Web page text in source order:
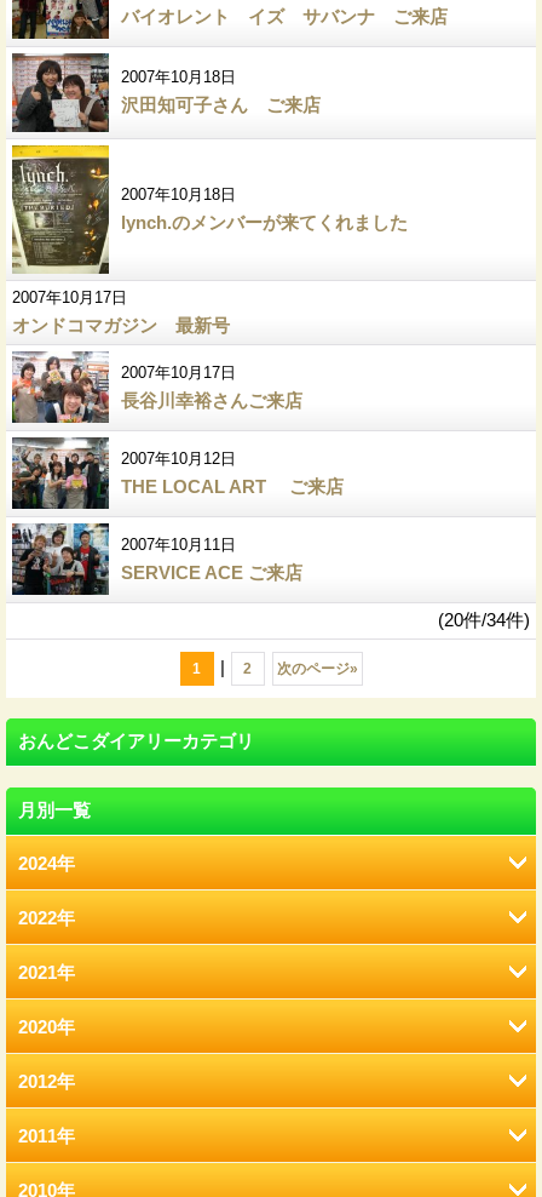
バイオレント イズ サバンナ ご来店
2007年10月18日
沢田知可子さん ご来店
2007年10月18日
lynch.のメンバーが来てくれました
2007年10月17日
オンドコマガジン 最新号
2007年10月17日
長谷川幸裕さんご来店
2007年10月12日
THE LOCAL ART ご来店
2007年10月11日
SERVICE ACE ご来店
(20件/34件)
1 | 2 次のページ»
おんどこダイアリーカテゴリ
月別一覧
2024年
8月 (12)
2022年
2月 (12)
1月 (77)
2021年
12月 (41)
11月 (22)
10月 (22)
2020年
12月 (7)
11月 (6)
2012年
12月 (2)
11月 (2)
2011年
12月 (2)
2010年